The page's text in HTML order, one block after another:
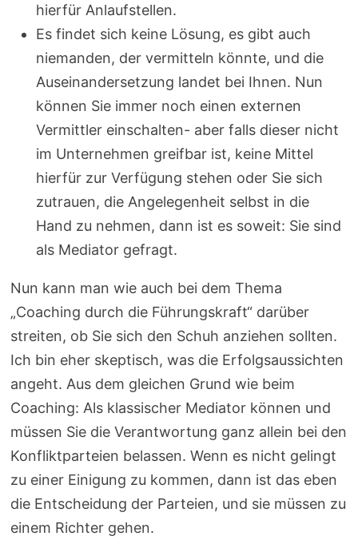
hierfür Anlaufstellen.
Es findet sich keine Lösung, es gibt auch
niemanden, der vermitteln könnte, und die
Auseinandersetzung landet bei Ihnen. Nun
können Sie immer noch einen externen
Vermittler einschalten- aber falls dieser nicht
im Unternehmen greifbar ist, keine Mittel
hierfür zur Verfügung stehen oder Sie sich
zutrauen, die Angelegenheit selbst in die
Hand zu nehmen, dann ist es soweit: Sie sind
als Mediator gefragt.
Nun kann man wie auch bei dem Thema
„Coaching durch die Führungskraft“ darüber
streiten, ob Sie sich den Schuh anziehen sollten.
Ich bin eher skeptisch, was die Erfolgsaussichten
angeht. Aus dem gleichen Grund wie beim
Coaching: Als klassischer Mediator können und
müssen Sie die Verantwortung ganz allein bei den
Konfliktparteien belassen. Wenn es nicht gelingt
zu einer Einigung zu kommen, dann ist das eben
die Entscheidung der Parteien, und sie müssen zu
einem Richter gehen.